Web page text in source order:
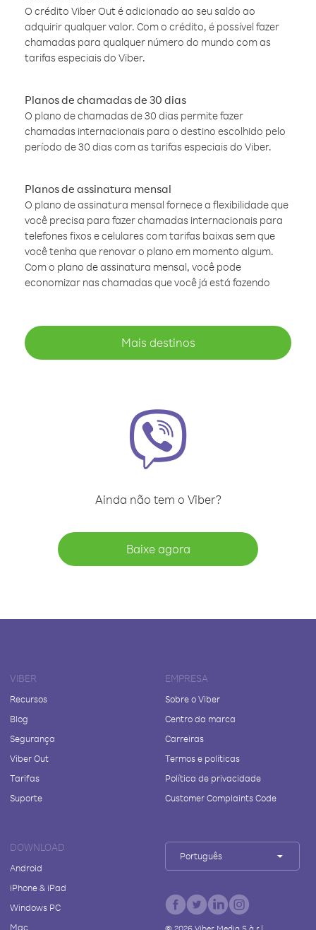
O crédito Viber Out é adicionado ao seu saldo ao
adquirir qualquer valor. Com o crédito, é possível fazer
chamadas para qualquer número do mundo com as
tarifas especiais do Viber.
Planos de chamadas de 30 dias
O plano de chamadas de 30 dias permite fazer
chamadas internacionais para o destino escolhido pelo
período de 30 dias com as tarifas especiais do Viber.
Planos de assinatura mensal
O plano de assinatura mensal fornece a flexibilidade que
você precisa para fazer chamadas internacionais para
telefones fixos e celulares com tarifas baixas sem que
você tenha que renovar o plano em momento algum.
Com o plano de assinatura mensal, você pode
economizar nas chamadas que você já está fazendo
Mais destinos
Ainda não tem o Viber?
Baixe agora
VIBER
Recursos
Blog
Segurança
Viber Out
Tarifas
Suporte
EMPRESA
Sobre o Viber
Centro da marca
Carreiras
Termos e políticas
Política de privacidade
Customer Complaints Code
DOWNLOAD
Android
iPhone & iPad
Windows PC
Mac
Português